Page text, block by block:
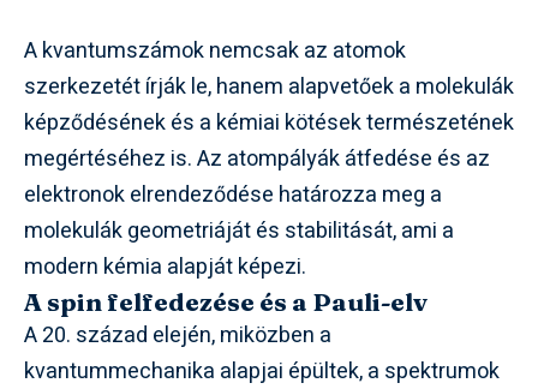
A kvantumszámok nemcsak az atomok
szerkezetét írják le, hanem alapvetőek a molekulák
képződésének és a kémiai kötések természetének
megértéséhez is. Az atompályák átfedése és az
elektronok elrendeződése határozza meg a
molekulák geometriáját és stabilitását, ami a
modern kémia alapját képezi.
A spin felfedezése és a Pauli-elv
A 20. század elején, miközben a
kvantummechanika alapjai épültek, a spektrumok